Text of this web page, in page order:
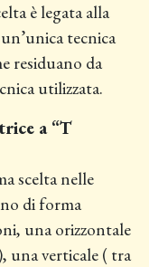
è legata alla
tecnica
residuano da
utilizzata.
a “T
scelta nelle
di forma
una orizzontale
una verticale ( tra